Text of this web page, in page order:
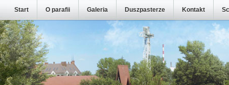
Start O parafii Galeria Duszpasterze Kontakt